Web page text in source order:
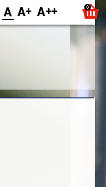
F0 F1 F2 0